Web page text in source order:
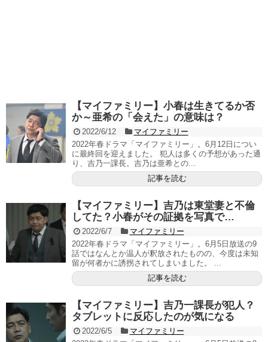
【マイファミリー】小春は生きてるか否
か～亜希の「会えた」の意味は？
2022/6/12
マイファミリー
2022年春ドラマ「マイファミリー」。6月12日につい
に最終回を迎えました。 犯人は多くの予想があった通
り、吉乃一課長。吉乃は亜希との...
記事を読む
【マイファミリー】吉乃は東堂妻と不倫
してた？小春がその証拠を写真で…
2022/6/7
マイファミリー
2022年春ドラマ「マイファミリー」。6月5日放送の9
話ではなんとか温人が釈放されたものの、今度は未知
留が何者かに誘拐されてしまいました。 ...
記事を読む
【マイファミリー】吉乃一課長が犯人？
タブレットに反応したのが気になる
2022/6/5
マイファミリー